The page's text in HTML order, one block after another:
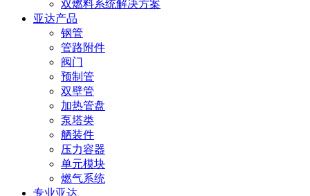
双燃料系统解决方案
亚达产品
钢管
管路附件
阀门
预制管
双壁管
加热管盘
泵塔类
舾装件
压力容器
单元模块
燃气系统
专业亚达